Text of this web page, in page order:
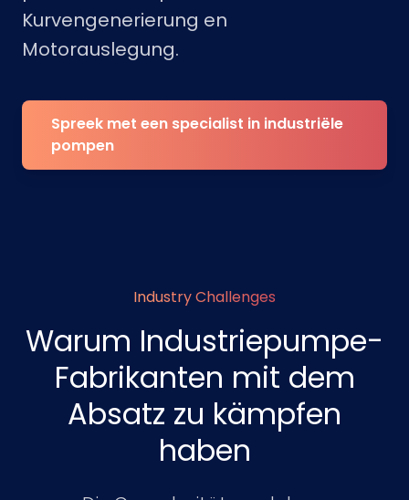
Kurvengenerierung en
Motorauslegung.
Spreek met een specialist in industriële
pompen
Industry Challenges
Warum Industriepumpe-
Fabrikanten mit dem
Absatz zu kämpfen
haben